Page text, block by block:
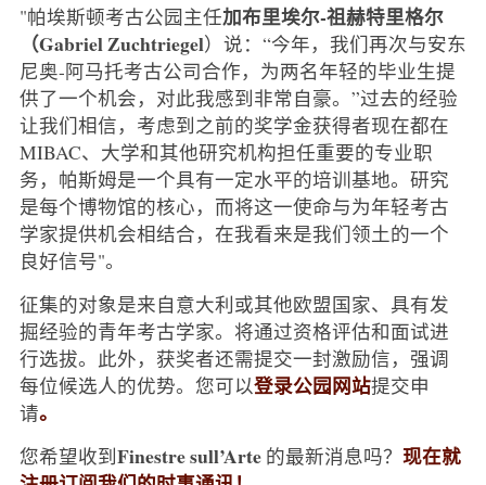
"帕埃斯顿考古公园主任加布里埃尔-祖赫特里格尔
（Gabriel Zuchtriegel）说：“今年，我们再次与安东
尼奥-阿马托考古公司合作，为两名年轻的毕业生提
供了一个机会，对此我感到非常自豪。”过去的经验
让我们相信，考虑到之前的奖学金获得者现在都在
MIBAC、大学和其他研究机构担任重要的专业职
务，帕斯姆是一个具有一定水平的培训基地。研究
是每个博物馆的核心，而将这一使命与为年轻考古
学家提供机会相结合，在我看来是我们领土的一个
良好信号"。
征集的对象是来自意大利或其他欧盟国家、具有发
掘经验的青年考古学家。将通过资格评估和面试进
行选拔。此外，获奖者还需提交一封激励信，强调
每位候选人的优势。您可以登录公园网站提交申
请。
您希望收到Finestre sull’Arte的最新消息吗？ 现在就